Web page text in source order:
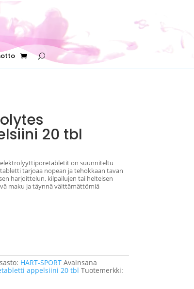
20 tbl
on suunniteltu
tarjoaa nopean ja tehokkaan tavan
harjoittelun, kilpailujen tai helteisen
maku ja täynnä välttämättömiä
HART-SPORT Avainsana
appelsiini 20 tbl Tuotemerkki: